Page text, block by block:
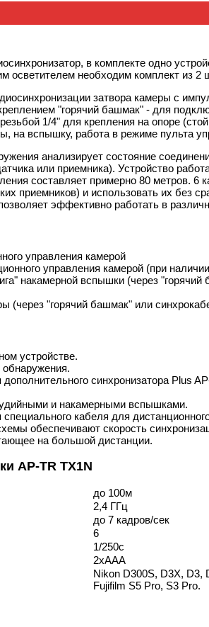
в комплекте одно
осветителем необходим комплект из 2
затвора камеры с
"горячий башмак" - для
1/4" для крепления на опоре
на вспышку, работа в режиме пульта
анализирует состояние
или приемника). Устройство
составляет примерно 80 метров. 6
приемников) и использовать их без
эффективно работать в
управления камерой
управления камерой (при
накамерной вспышки (через
(через "горячий башмак" или
устройстве.
обнаружения.
синхронизатора Plus
и накамерными вспышками.
кабеля для
обеспечивают скорость
на большой дистанции.
AP-TR TX1N
до 100м
2,4 ГГц
до 7 кадров/сек
6
1/250с
2хААА
Nikon D300S, D3X, D3,
Fujifilm S5 Pro, S3 Pro.